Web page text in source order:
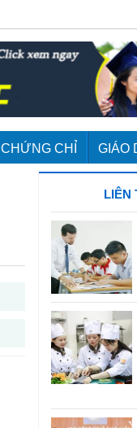
CHỨNG CHỈ GIÁO
LIÊN